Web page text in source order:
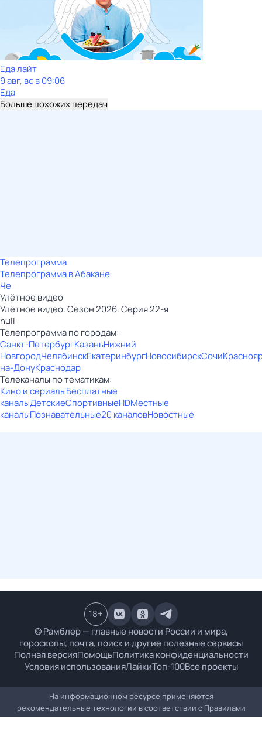
Еда лайт
9 авг, вс в 09:06
Еда
Больше похожих передач
Телепрограмма
Телепрограмма в Абакане
Че
Улётное видео
Улётное видео. Сезон 2026. Серия 22-я
null
Телепрограмма по городам:
Санкт-ПетербургКазаньНижний
НовгородЧелябинскЕкатеринбургНовосибирскСочи
на-ДонуКраснодар
Телеканалы по тематикам:
Кино и сериалыБесплатные
каналыДетскиеСпортивныеHDМестные
каналыПознавательные20 каналовНовостные
© Рамблер — главные новости России и мира,
гороскопы, почта, поиск и другие полезные сервисы
Полная версияПомощьПолитика конфиденциальности
Условия использованияЛайкиТоп-100Все проекты
18+
На информационном ресурсе применяются
рекомендательные технологии в соответствии с Правилами